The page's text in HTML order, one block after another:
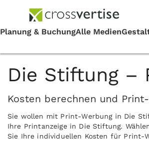
Die Stiftung –
Kosten berechnen und
Sie wollen mit Print-Werbung in Die
Ihre Printanzeige in Die Stiftung.
Sie Ihre individuellen Kosten für Print-